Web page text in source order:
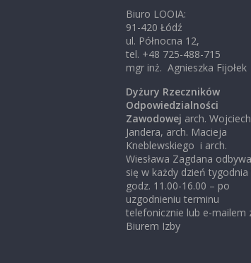
Biuro LOOIA:
91-420 Łódź
ul. Północna 12,
tel. +48 725-488-715
mgr inż. Agnieszka Fijołek
Dyżury Rzeczników
Odpowiedzialności
Zawodowej arch.
Jandera, arch. Macieja
Kneblewskiego i arch.
Wiesława Zagdana
się w każdy dzień tygodnia
godz. 11.00-16.00 – po
uzgodnieniu terminu
telefonicznie lub e-mailem
Biurem Izby